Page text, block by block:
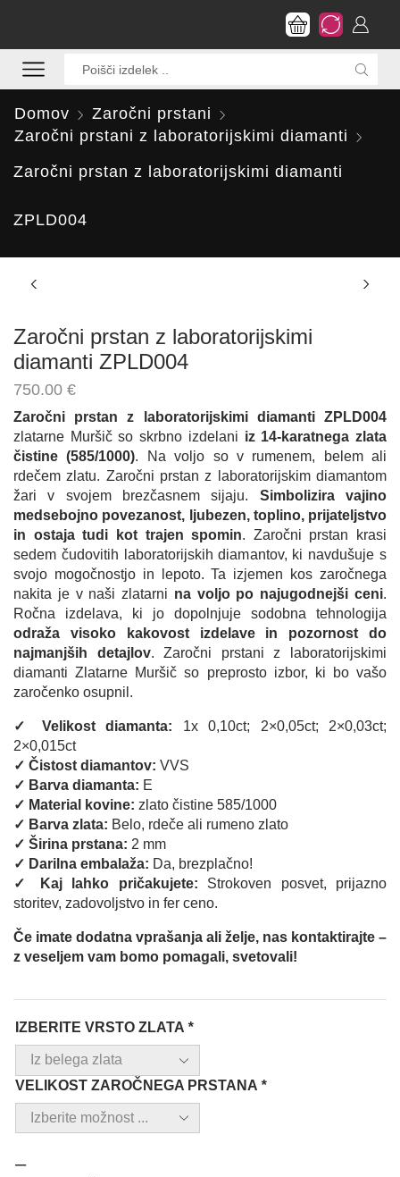
Domov
Zaročni prstani
Zaročni prstani z laboratorijskimi diamanti
Zaročni prstan z laboratorijskimi diamanti
ZPLD004
Zaročni prstan z laboratorijskimi
diamanti ZPLD004
750.00 €
Zaročni prstan z laboratorijskimi diamanti ZPLD004
zlatarne Muršič so skrbno izdelani iz 14-karatnega zlata
čistine (585/1000). Na voljo so v rumenem, belem ali
rdečem zlatu. Zaročni prstan z laboratorijskim diamantom
žari v svojem brezčasnem sijaju. Simbolizira vajino
medsebojno povezanost, ljubezen, toplino, prijateljstvo
in ostaja tudi kot trajen spomin. Zaročni prstan krasi
sedem čudovitih laboratorijskih diamantov, ki navdušuje s
svojo mogočnostjo in lepoto. Ta izjemen kos zaročnega
nakita je v naši zlatarni na voljo po najugodnejši ceni.
Ročna izdelava, ki jo dopolnjuje sodobna tehnologija
odraža visoko kakovost izdelave in pozornost do
najmanjših detajlov. Zaročni prstani z laboratorijskimi
diamanti Zlatarne Muršič so preprosto izbor, ki bo vašo
zaročenko osupnil.
✓ Velikost diamanta: 1x 0,10ct; 2×0,05ct; 2×0,03ct;
2×0,015ct
✓ Čistost diamantov: VVS
✓ Barva diamanta: E
✓ Material kovine: zlato čistine 585/1000
✓ Barva zlata: Belo, rdeče ali rumeno zlato
✓ Širina prstana: 2 mm
✓ Darilna embalaža: Da, brezplačno!
✓ Kaj lahko pričakujete: Strokoven posvet, prijazno
storitev, zadovoljstvo in fer ceno.
Če imate dodatna vprašanja ali želje, nas kontaktirajte –
z veseljem vam bomo pomagali, svetovali!
IZBERITE VRSTO ZLATA *
VELIKOST ZAROČNEGA PRSTANA *
–